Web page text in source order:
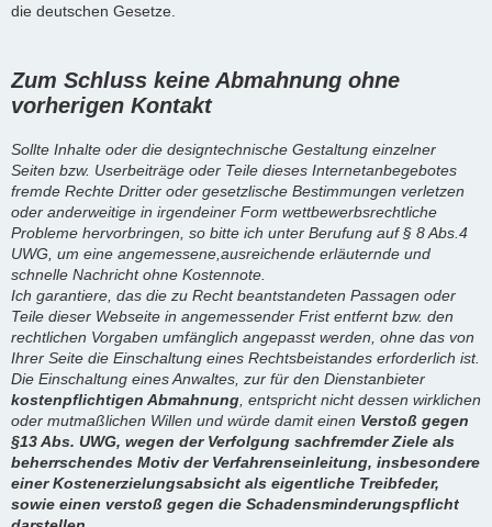
die deutschen Gesetze.
Zum Schluss keine Abmahnung ohne
vorherigen Kontakt
Sollte Inhalte oder die designtechnische Gestaltung einzelner
Seiten bzw. Userbeiträge oder Teile dieses Internetanbegebotes
fremde Rechte Dritter oder gesetzlische Bestimmungen verletzen
oder anderweitige in irgendeiner Form wettbewerbsrechtliche
Probleme hervorbringen, so bitte ich unter Berufung auf § 8 Abs.4
UWG, um eine angemessene,ausreichende erläuternde und
schnelle Nachricht ohne Kostennote.
Ich garantiere, das die zu Recht beantstandeten Passagen oder
Teile dieser Webseite in angemessender Frist entfernt bzw. den
rechtlichen Vorgaben umfänglich angepasst werden, ohne das von
Ihrer Seite die Einschaltung eines Rechtsbeistandes erforderlich ist.
Die Einschaltung eines Anwaltes, zur für den Dienstanbieter
kostenpflichtigen Abmahnung , entspricht nicht dessen wirklichen
oder mutmaßlichen Willen und würde damit einen Verstoß gegen
§13 Abs. UWG, wegen der Verfolgung sachfremder Ziele als
beherrschendes Motiv der Verfahrenseinleitung, insbesondere
einer Kostenerzielungsabsicht als eigentliche Treibfeder,
sowie einen verstoß gegen die Schadensminderungspflicht